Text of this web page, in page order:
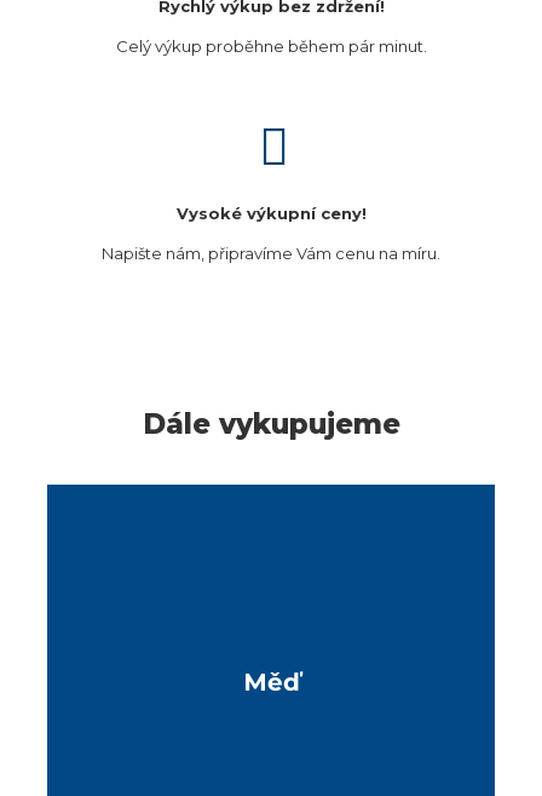
Rychlý výkup bez zdržení!
Celý výkup proběhne během pár minut.
Vysoké výkupní ceny!
Napište nám, připravíme Vám cenu na míru.
Dále vykupujeme
Měď